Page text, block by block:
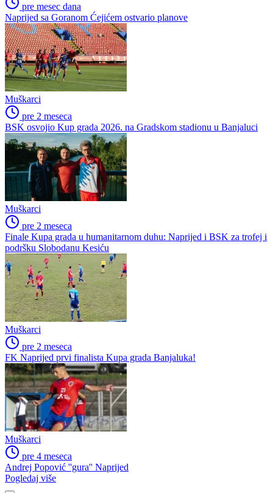
pre mesec dana
Naprijed sa Goranom Ćejićem ostvario planove
Muškarci
pre 2 meseca
BSK osvojio Kup grada 2026. na Gradskom stadionu u Banjaluci
Muškarci
pre 2 meseca
Finale Kupa grada u humanitarnom duhu: Naprijed i BSK za trofej i
podršku Slobodanu Kesiću
Muškarci
pre 2 meseca
FK Naprijed prvi finalista Kupa grada Banjaluka!
Muškarci
pre 4 meseca
Andrej Popović ''gura'' Naprijed
Pogledaj više